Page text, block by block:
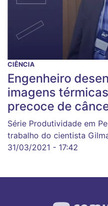
CIÊNCIA
Engenheiro
imagens
precoce de
Série Produtividade em
trabalho do cientista
31/03/2021 - 17:42